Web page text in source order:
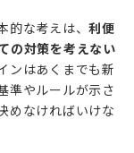
的な考えは、利便
の対策を考えない
ンはあくまでも新
準やルールが示さ
めなければいけな